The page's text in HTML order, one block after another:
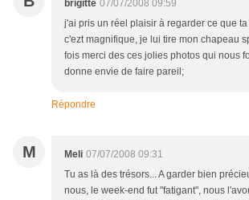
brigitte 07/07/2008 09:59
j'ai pris un réel plaisir à regarder ce que
c'ezt magnifique, je lui tire mon chapeau
fois merci des ces jolies photos qui nous
donne envie de faire pareil;
Répondre
M Meli 07/07/2008 09:31
Tu as là des trésors... A garder bien
nous, le week-end fut "fatigant", nous